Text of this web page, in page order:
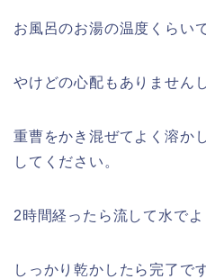
お風呂のお湯の温度くらい
やけどの心配もありません
重曹をかき混ぜてよく溶か
してください。
2時間経ったら流して水でよ
しっかり乾かしたら完了です